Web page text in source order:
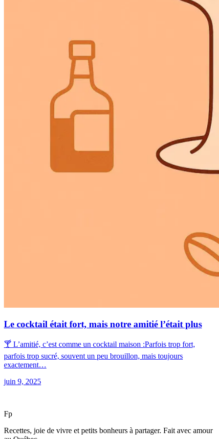
Le cocktail était fort, mais notre amitié l’était plus
🍸 L’amitié, c’est comme un cocktail maison :Parfois trop fort,
parfois trop sucré, souvent un peu brouillon, mais toujours
exactement…
juin 9, 2025
Fp
Recettes, joie de vivre et petits bonheurs à partager. Fait avec amour